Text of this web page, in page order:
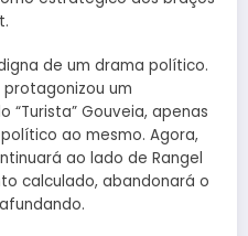
de um drama político.
um
Gouveia, apenas
ao mesmo. Agora,
ao lado de Rangel
calculado, abandonará o